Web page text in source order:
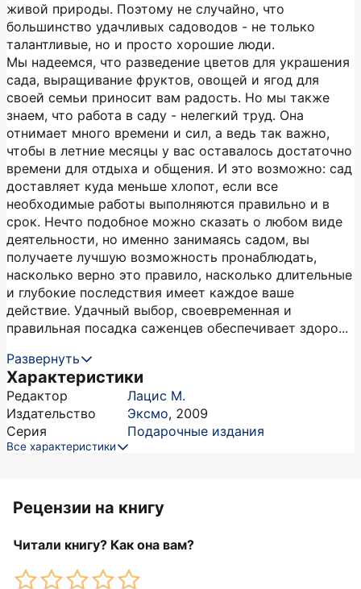
живой природы. Поэтому не случайно, что
большинство удачливых садоводов - не только
талантливые, но и просто хорошие люди.
Мы надеемся, что разведение цветов для украшения
сада, выращивание фруктов, овощей и ягод для
своей семьи приносит вам радость. Но мы также
знаем, что работа в саду - нелегкий труд. Она
отнимает много времени и сил, а ведь так важно,
чтобы в летние месяцы у вас оставалось достаточно
времени для отдыха и общения. И это возможно: сад
доставляет куда меньше хлопот, если все
необходимые работы выполняются правильно и в
срок. Нечто подобное можно сказать о любом виде
деятельности, но именно занимаясь садом, вы
получаете лучшую возможность пронаблюдать,
насколько верно это правило, насколько длительные
и глубокие последствия имеет каждое ваше
действие. Удачный выбор, своевременная и
правильная посадка саженцев обеспечивает здоро...
Развернуть
Характеристики
Редактор
Лацис М.
Издательство
Эксмо, 2009
Серия
Подарочные издания
Все характеристики
Рецензии на книгу
Читали книгу? Как она вам?